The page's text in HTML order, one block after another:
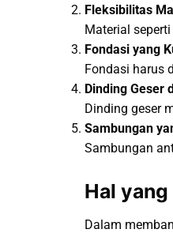
Fleksibilitas
Material
Fondasi yang
Fondasi harus
Dinding Geser
Dinding geser
Sambungan
Sambungan
Hal
Dalam